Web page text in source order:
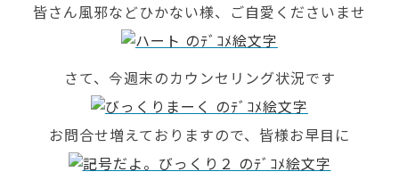
皆さん風邪などひかない様、ご自愛くださいませ
さて、今週末のカウンセリング状況です
お問合せ増えておりますので、皆様お早目に